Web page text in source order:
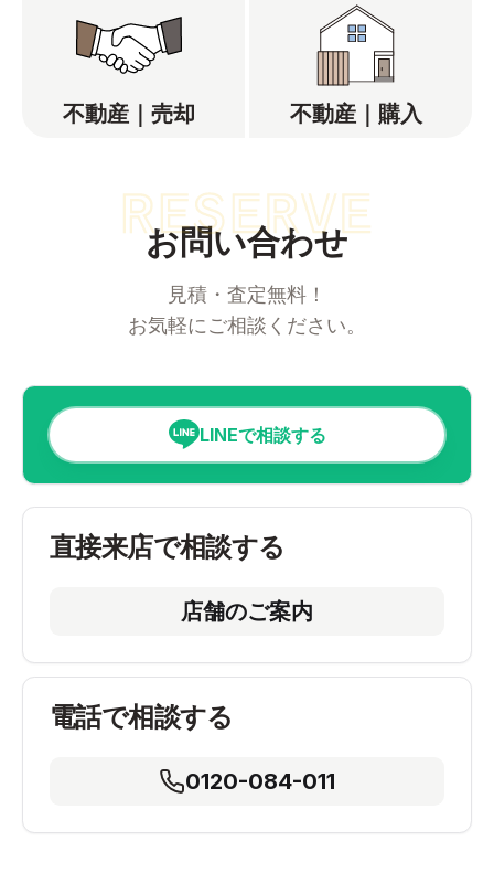
不動産｜売却 不動産｜購入
お問い合わせ
見積・査定無料！
お気軽にご相談ください。
LINEで相談する
直接来店で相談する
店舗のご案内
電話で相談する
0120-084-011